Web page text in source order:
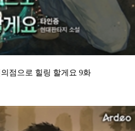
점으로 힐링 할게요 9화